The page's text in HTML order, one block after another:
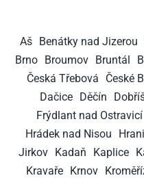
Aš Benátky nad Jizerou
Brno
Broumov Bruntál
Česká Třebová
České
Dačice Děčín
Frýdlant nad Ostravicí
Hrádek nad Nisou
Jirkov
Kadaň Kaplice
Kravaře
Krnov